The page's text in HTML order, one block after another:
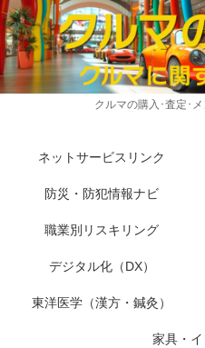
クルマの購入･査定･
ネットサービスリンク
防災・防犯情報ナビ
職業別リスキリング
デジタル化（DX）
東洋医学（漢方・鍼灸）
家具・